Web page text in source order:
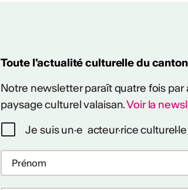
Toute l'actualité culturelle du
Notre newsletter paraît quatre fois
paysage culturel valaisan.Voir la
Je suis un·e acteur·rice culturel·le